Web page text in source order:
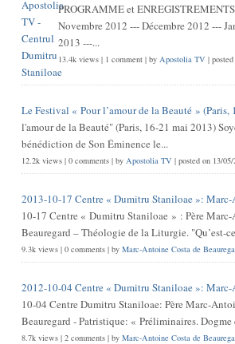
PROGRAMME et ENREGISTREMENTS : Octobre 2012 ---
Novembre 2012 --- Décembre 2012 ---
2013 ---...
13.4k views| 1 comment| by Apostolia TV |
Le Festival « Pour l’amour de la Beauté » (Paris,
l'amour de la Beauté" (Paris, 16-21 mai 2013) Soyez
bénédiction de Son Éminence le...
12.2k views| 0 comments| by Apostolia TV | posted on 13/05/
2013-10-17 Centre « Dumitru Staniloae »:
10-17 Centre « Dumitru Staniloae » : Père
Beauregard – Théologie de la Liturgie. "Qu’est-
9.3k views| 0 comments| by Marc-Antoine Costa de
2012-10-04 Centre « Dumitru Staniloae »:
10-04 Centre Dumitru Staniloae: Père Marc-
Beauregard - Patristique: « Préliminaires. Dogme
8.7k views| 2 comments| by Marc-Antoine Costa de